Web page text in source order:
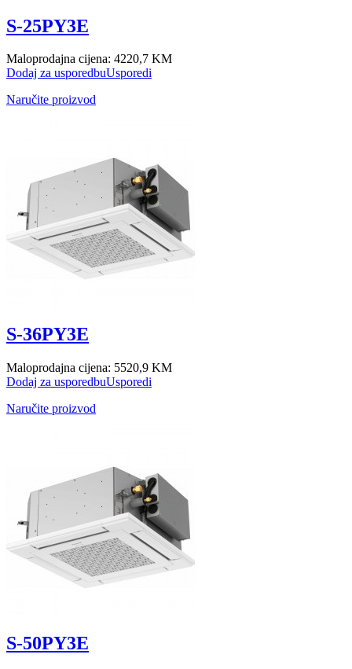
S-25PY3E
Maloprodajna cijena: 4220,7 KM
Dodaj za usporedbuUsporedi
Naručite proizvod
S-36PY3E
Maloprodajna cijena: 5520,9 KM
Dodaj za usporedbuUsporedi
Naručite proizvod
S-50PY3E